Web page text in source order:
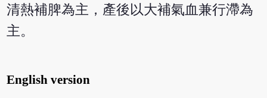
清熱補脾為主，產後以大補氣血兼行滯為
主。
English version